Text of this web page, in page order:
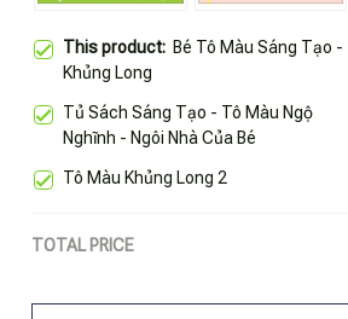
This product: Bé Tô Màu Sáng Tạo -
Khủng Long
Tủ Sách Sáng Tạo - Tô Màu Ngộ
Nghĩnh - Ngôi Nhà Của Bé
Tô Màu Khủng Long 2
TOTAL PRICE